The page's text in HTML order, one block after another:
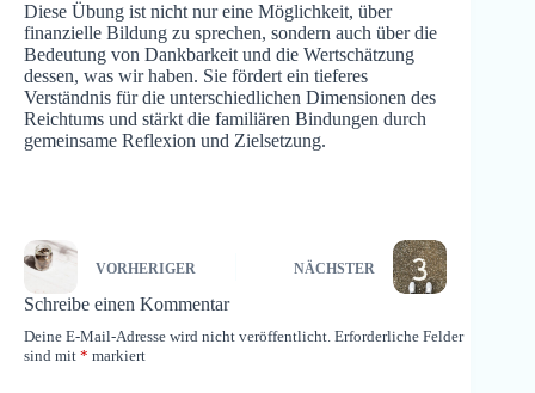
Diese Übung ist nicht nur eine Möglichkeit, über
finanzielle Bildung zu sprechen, sondern auch über die
Bedeutung von Dankbarkeit und die Wertschätzung
dessen, was wir haben. Sie fördert ein tieferes
Verständnis für die unterschiedlichen Dimensionen des
Reichtums und stärkt die familiären Bindungen durch
gemeinsame Reflexion und Zielsetzung.
VORHERIGER NÄCHSTER
Schreibe einen Kommentar
Deine E-Mail-Adresse wird nicht veröffentlicht. Erforderliche Felder
sind mit * markiert